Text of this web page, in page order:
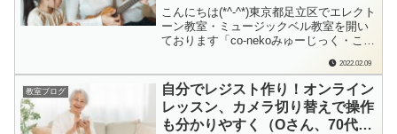
にて）
こんにちは(*^-^*)東京都足立区でエレクト
ーン教室・ミュージックベル教室を開い
ております「co-nekoみゅーじっく・こね
す。月に1度の、福祉作業所さんでの音楽
療育の時間。毎回みんなでいろんな曲に
チャレンジしています！ハンディキャッ
プの度合いに合わせて、それぞれ...
2022.02.09
教室ブログ
自分でレジスト作り！オンライン
レッスン、カメラ切り替えで操作
も分かりやすく（Oさん、70代、